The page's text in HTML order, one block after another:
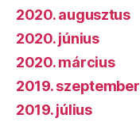
2020. augusztus
2020. június
2020. március
2019. szeptember
2019. július